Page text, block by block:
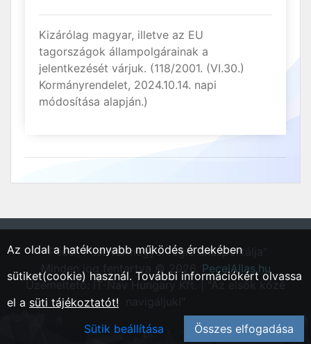
Kizárólag magyar, illetve az EU
tagországok állampolgárainak a
jelentkezését várjuk. (118/2001. (VI.30.)
Kormányrendelet, 2024.10.14. napi
módosítása alapján.)
"Pécel, Pest vármegyei régió állásportálja"
Minden jog fentartva © 2026. PecelAllas.hu
Üzemeltető: IT-Nav Hungary Kft. | "Az elsők közé
Az oldal a hatékonyabb működés érdekében
sütiket(cookie) használ. További információkért olvassa
el a süti tájékoztatót!
Sütik beállítása
Összes elfogadása